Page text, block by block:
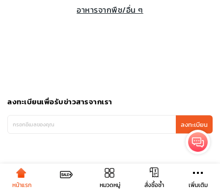
อาหารจากพืช/อื่น ๆ
ลงทะเบียนเพื่อรับข่าวสารจากเรา
ลงทะเบียน
หน้าแรก หมวดหมู่ สั่งซื้อซ้ำ เพิ่มเติม